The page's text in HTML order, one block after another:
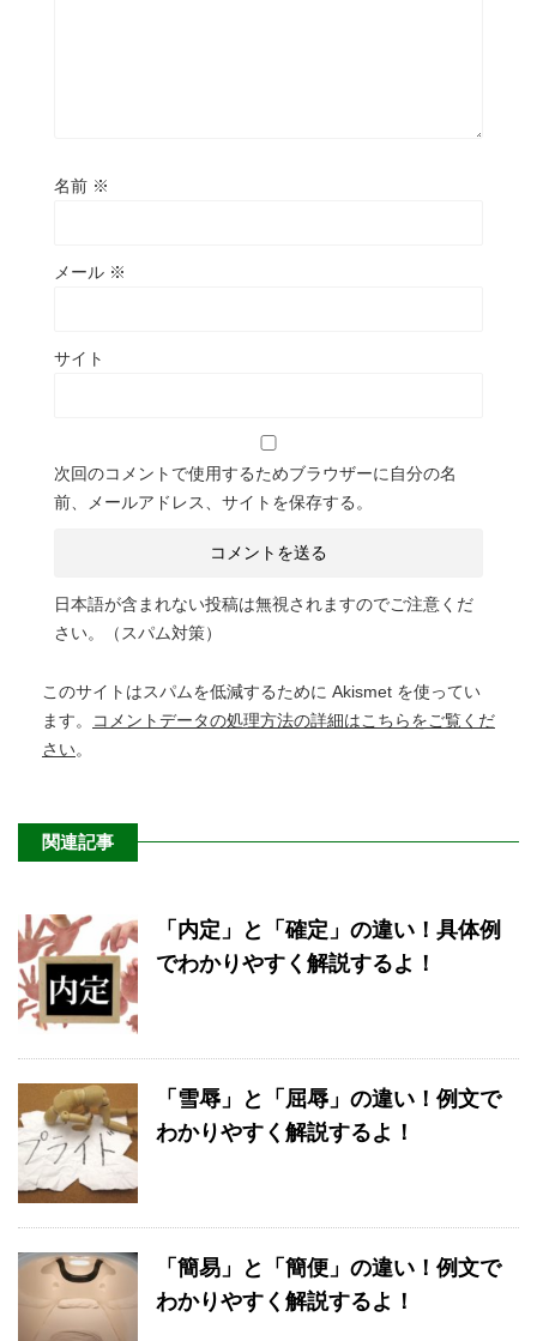
名前 ※
メール ※
サイト
次回のコメントで使用するためブラウザーに自分の名
前、メールアドレス、サイトを保存する。
日本語が含まれない投稿は無視されますのでご注意くだ
さい。（スパム対策）
このサイトはスパムを低減するために Akismet を使ってい
ます。
コメントデータの処理方法の詳細はこちらをご覧くだ
さい。
関連記事
「内定」と「確定」の違い！具体例
でわかりやすく解説するよ！
「雪辱」と「屈辱」の違い！例文で
わかりやすく解説するよ！
「簡易」と「簡便」の違い！例文で
わかりやすく解説するよ！